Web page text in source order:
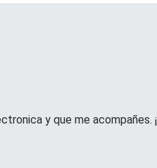
y que me